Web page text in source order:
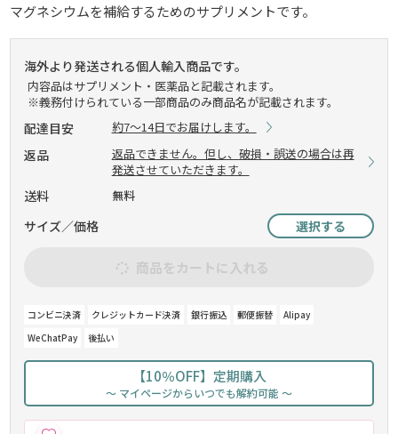
マグネシウムを補給するためのサプリメントです。
海外より発送される個人輸入商品です。
内容品はサプリメント・医薬品と記載されます。
※義務付けられている一部商品のみ商品名が記載されます。
配達目安 約7～14日でお届けします。
返品
返品できません。但し、破損・誤送の場合は再
発送させていただきます。
送料 無料
サイズ／価格 選択する
商品をカートに入れる
コンビニ決済 クレジットカード決済 銀行振込 郵便振替
Alipay
WeChatPay
後払い
【10％OFF】定期購入
～ マイページからいつでも解約可能 ～